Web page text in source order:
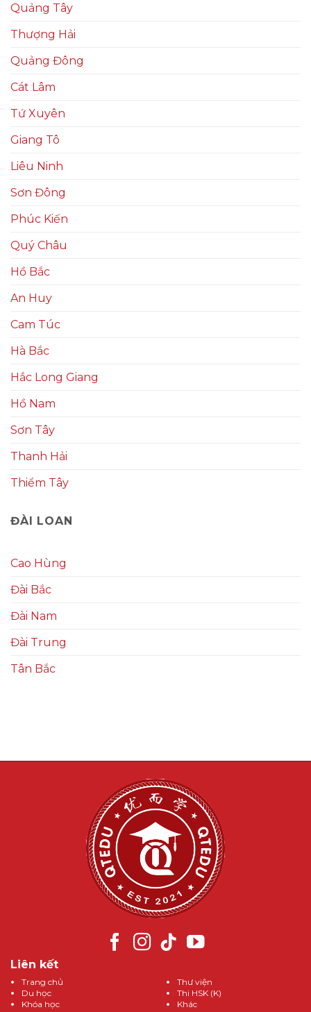
Quảng Tây
Thượng Hải
Quảng Đông
Cát Lâm
Tứ Xuyên
Giang Tô
Liêu Ninh
Sơn Đông
Phúc Kiến
Quý Châu
Hồ Bắc
An Huy
Cam Túc
Hà Bắc
Hắc Long Giang
Hồ Nam
Sơn Tây
Thanh Hải
Thiểm Tây
ĐÀI LOAN
Cao Hùng
Đài Bắc
Đài Nam
Đài Trung
Tân Bắc
Liên kết
Trang chủ
Du học
Khóa học
Thư viện
Thi HSK (K)
Khác